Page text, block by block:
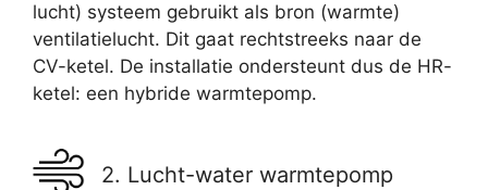
lucht) systeem gebruikt als bron (warmte)
ventilatielucht. Dit gaat rechtstreeks naar de
CV-ketel. De installatie ondersteunt dus de HR-
ketel: een hybride warmtepomp.
2. Lucht-water warmtepomp